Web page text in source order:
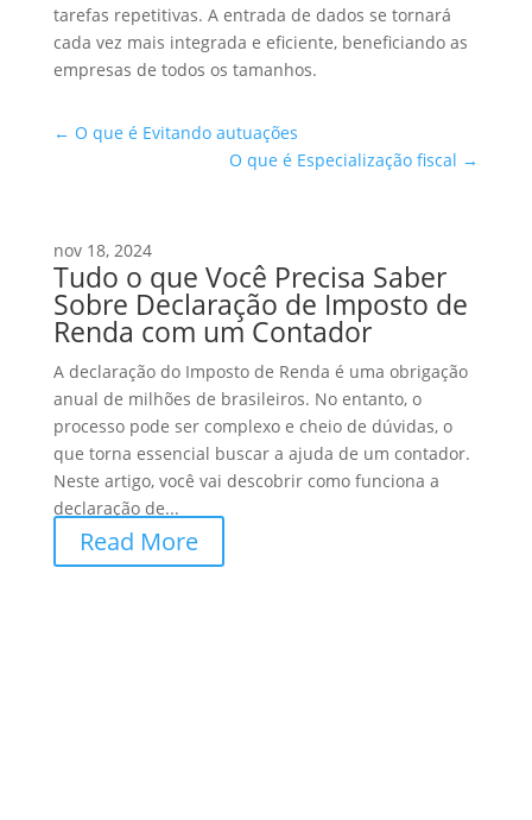
tarefas repetitivas. A entrada de dados se tornará
cada vez mais integrada e eficiente, beneficiando as
empresas de todos os tamanhos.
← O que é Evitando autuações
O que é Especialização fiscal →
nov 18, 2024
Tudo o que Você Precisa Saber
Sobre Declaração de Imposto de
Renda com um Contador
A declaração do Imposto de Renda é uma obrigação
anual de milhões de brasileiros. No entanto, o
processo pode ser complexo e cheio de dúvidas, o
que torna essencial buscar a ajuda de um contador.
Neste artigo, você vai descobrir como funciona a
declaração de...
Read More